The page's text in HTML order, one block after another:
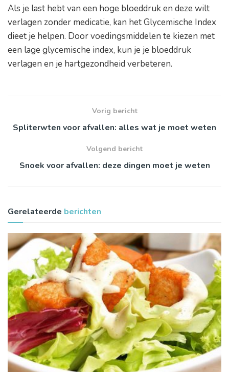
Als je last hebt van een hoge bloeddruk en deze wilt
verlagen zonder medicatie, kan het Glycemische Index
dieet je helpen. Door voedingsmiddelen te kiezen met
een lage glycemische index, kun je je bloeddruk
verlagen en je hartgezondheid verbeteren.
Vorig bericht
Spliterwten voor afvallen: alles wat je moet weten
Volgend bericht
Snoek voor afvallen: deze dingen moet je weten
Gerelateerde berichten